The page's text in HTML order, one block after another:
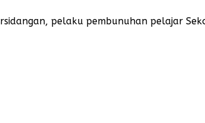
pelaku pembunuhan pelajar